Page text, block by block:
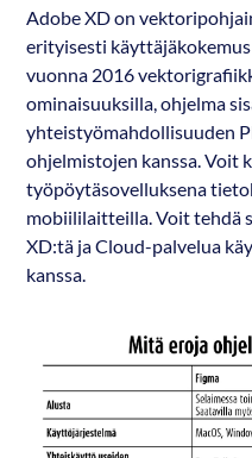
Adobe XD on
erityisesti
vuonna 2016
ominaisuuksilla, ohjelma
yhteistyömahdollisuuden
ohjelmistojen kanssa. Voit
työpöytäsovelluksena
mobiililaitteilla. Voit tehdä
XD:tä ja Cloud-palvelua
kanssa.